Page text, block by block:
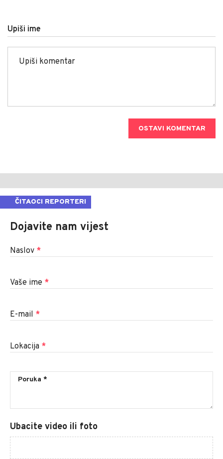
Upiši ime
OSTAVI KOMENTAR
ČITAOCI REPORTERI
Dojavite nam vijest
Naslov *
Vaše ime *
E-mail *
Lokacija *
Ubacite video ili foto